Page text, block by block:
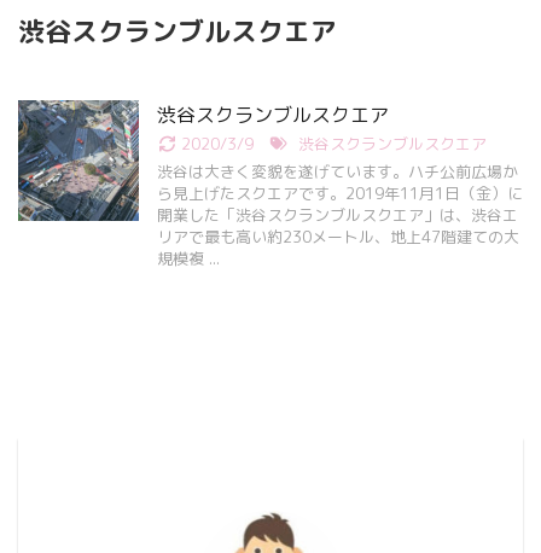
ヨーロッパ中
6:00 8月30日 5:20 8月1日に南鳥島
近海で猛烈な勢力へ 台風13号は、今
後、海面水温が29度以上の海域を西進
する見込みで、猛烈な勢力になる見込
み。
冬眠
まし
たコ
リー
渋谷スクランブルスクエア
渋谷スクランブルスクエア
2020/3/9
渋谷スクランブルスクエア
渋谷は大きく変貌を遂げています。ハチ公前広場か
ら見上げたスクエアです。2019年11月1日（金）に
開業した「渋谷スクランブルスクエア」は、渋谷エ
リアで最も高い約230メートル、地上47階建ての大
規模複 ...